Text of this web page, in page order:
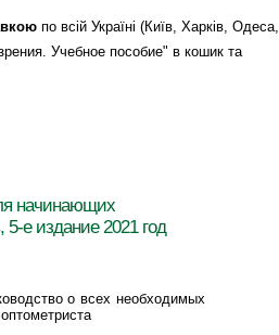
по всій Україні (Київ, Харків, Одеса,
Учебное пособие" в кошик та
начинающих
5-е издание 2021 год
о всех необходимых